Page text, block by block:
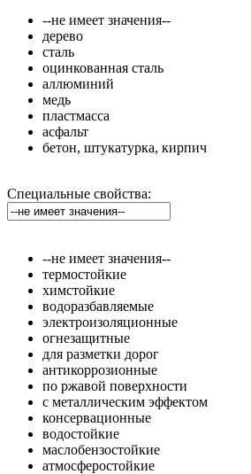
--не имеет значения--
дерево
сталь
оцинкованная сталь
аллюминий
медь
пластмасса
асфальт
бетон, штукатурка, кирпич
Специальные свойства:
--не имеет значения--
термостойкие
химстойкие
водоразбавляемые
электроизоляционные
огнезащитные
для разметки дорог
антикоррозионные
по ржавой поверхности
с металлическим эффектом
консервационные
водостойкие
маслобензостойкие
атмосферостойкие